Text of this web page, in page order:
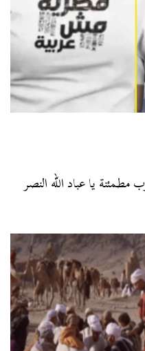
مطمئنة يا عباد الله النصر